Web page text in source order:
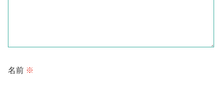
名前 ※